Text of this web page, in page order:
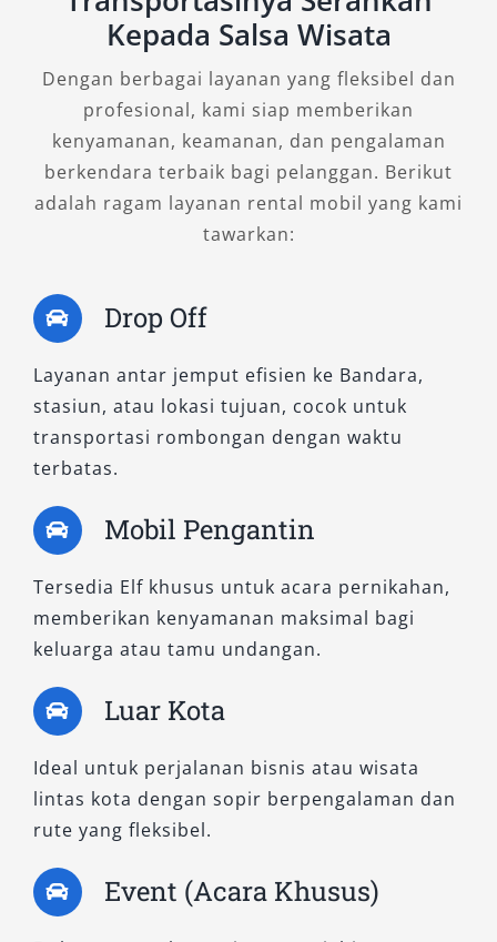
memberikan pengalaman berkendara yang
optimal, tanpa mengorbankan kenyamanan
maupun keamanan.
2. Elf Short – Efisien dan Fleksibel
untuk Mobilitas Harian
Untuk Anda yang membutuhkan kendaraan
sedang, Elf Short menjadi pilihan yang sangat
tepat. Memiliki kapasitas 11–14 seat, Elf pendek
kebutuhan antar jemput dalam kota maupun
perjalanan luar kota yang tidak memerlukan
kendaraan terlalu besar.
kegiatan operasional kantor, penjemputan
tamu hotel, atau event keluarga. Dimensinya
yang lebih ringkas membuatnya mudah
bermanuver di jalanan perkotaan seperti
Bintaro, namun tetap memberikan ruang
duduk yang nyaman untuk seluruh
penumpang. Dalam hal efisiensi biaya, sewa Elf
tanpa mengorbankan fasilitas.
3. Elf NLR – Inovasi Baru dengan
Teknologi Modern
Kepada Salsa Wisata
Dengan berbagai layanan yang fleksibel dan
profesional, kami siap memberikan
kenyamanan, keamanan, dan pengalaman
berkendara terbaik bagi pelanggan. Berikut
adalah ragam layanan rental mobil yang kami
tawarkan:
Drop Off
Layanan antar jemput efisien ke Bandara,
stasiun, atau lokasi tujuan, cocok untuk
transportasi rombongan dengan waktu
terbatas.
Mobil Pengantin
Tersedia Elf khusus untuk acara pernikahan,
memberikan kenyamanan maksimal bagi
keluarga atau tamu undangan.
Luar Kota
Ideal untuk perjalanan bisnis atau wisata
lintas kota dengan sopir berpengalaman dan
rute yang fleksibel.
Event (Acara Khusus)